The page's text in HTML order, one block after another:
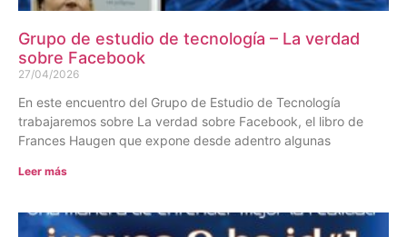
Grupo de estudio de tecnología – La verdad
sobre Facebook
27/04/2026
En este encuentro del Grupo de Estudio de Tecnología
trabajaremos sobre La verdad sobre Facebook, el libro de
Frances Haugen que expone desde adentro algunas
Leer más